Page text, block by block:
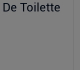
Toilette